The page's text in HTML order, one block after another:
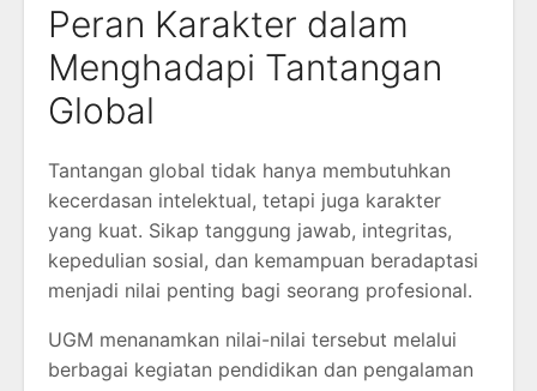
Peran Karakter dalam
Menghadapi Tantangan
Global
Tantangan global tidak hanya membutuhkan
kecerdasan intelektual, tetapi juga karakter
yang kuat. Sikap tanggung jawab, integritas,
kepedulian sosial, dan kemampuan beradaptasi
menjadi nilai penting bagi seorang profesional.
UGM menanamkan nilai-nilai tersebut melalui
berbagai kegiatan pendidikan dan pengalaman